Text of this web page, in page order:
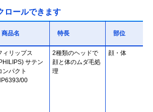
ロールできます
商品名 特長 部位
ィリップス
サテン
ンパクト
00
2種類のヘッドで
顔と体のムダ毛処
理
顔・体